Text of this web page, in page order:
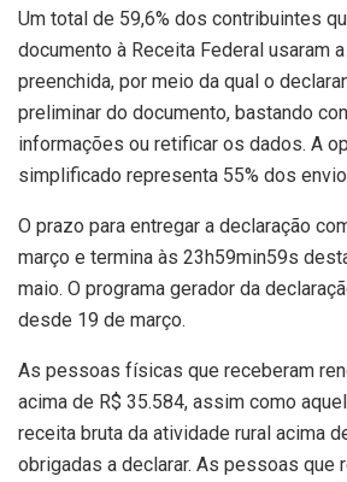
Um total de 59,6% dos contribuintes
documento à Receita Federal usaram
preenchida, por meio da qual o
preliminar do documento, bastando
informações ou retificar os dados. A
simplificado representa 55% dos
O prazo para entregar a declaração
março e termina às 23h59min59s
maio. O programa gerador da
desde 19 de março.
As pessoas físicas que receberam
acima de R$ 35.584, assim como
receita bruta da atividade rural acima
obrigadas a declarar. As pessoas que